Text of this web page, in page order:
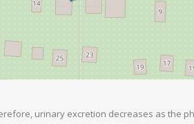
urinary excretion decreases as the